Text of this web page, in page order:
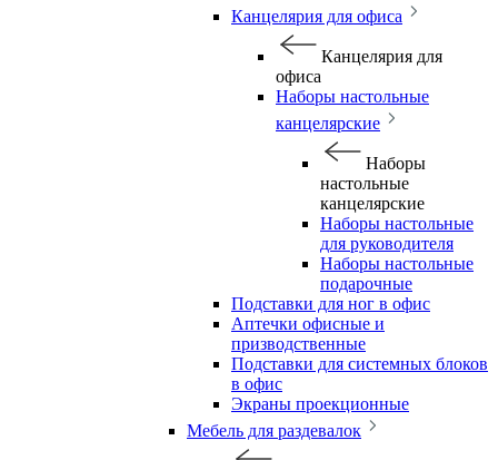
Канцелярия для офиса
Канцелярия для
офиса
Наборы настольные
канцелярские
Наборы
настольные
канцелярские
Наборы настольные
для руководителя
Наборы настольные
подарочные
Подставки для ног в офис
Аптечки офисные и
призводственные
Подставки для системных блоков
в офис
Экраны проекционные
Мебель для раздевалок